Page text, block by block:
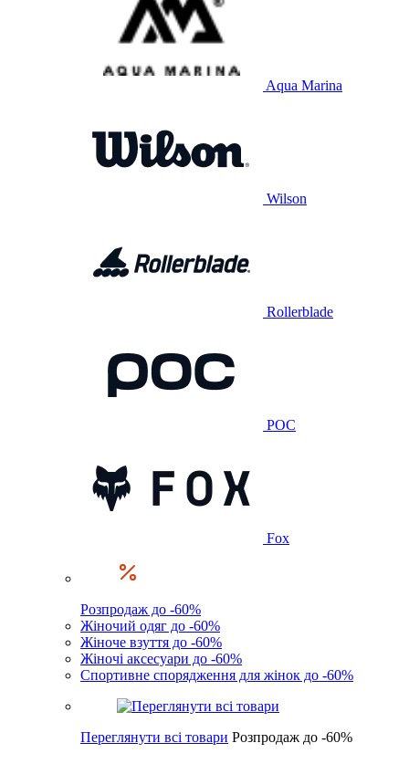
Aqua Marina
Wilson
Rollerblade
POC
Fox
Розпродаж до -60%
Жіночий одяг до -60%
Жіноче взуття до -60%
Жіночі аксесуари до -60%
Спортивне спорядження для жінок до -60%
Переглянути всі товари Розпродаж до -60%